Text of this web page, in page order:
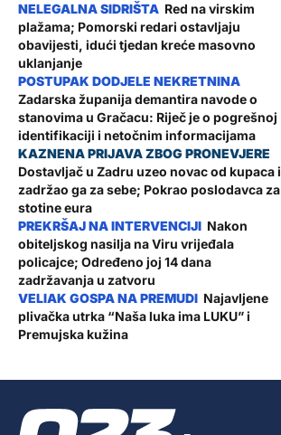
Red na virskim
plažama; Pomorski redari ostavljaju
obavijesti, idući tjedan kreće masovno
uklanjanje
Zadarska županija demantira navode o
stanovima u Gračacu: Riječ je o pogrešnoj
identifikaciji i netočnim informacijama
Dostavljač u Zadru uzeo novac od kupaca i
zadržao ga za sebe; Pokrao poslodavca za
stotine eura
Nakon
obiteljskog nasilja na Viru vrijeđala
policajce; Određeno joj 14 dana
zadržavanja u zatvoru
Najavljene
plivačka utrka “Naša luka ima LUKU” i
Premujska kužina